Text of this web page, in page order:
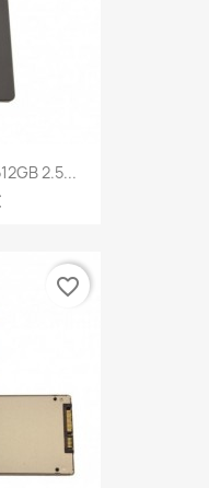
2.5...
favorite_border